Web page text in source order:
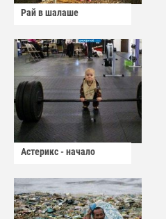
Рай в шалаше
Астерикс - начало